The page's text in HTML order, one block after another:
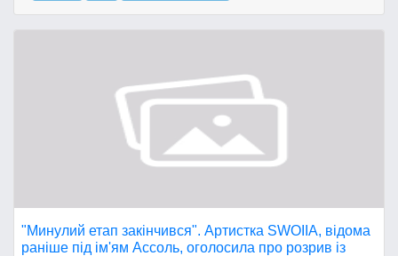
"Минулий етап закінчився". Артистка SWOIIA, відома
раніше під ім'ям Ассоль, оголосила про розрив із